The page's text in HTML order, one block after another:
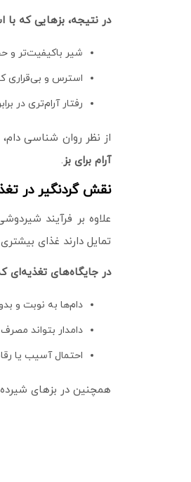
در نتیجه، بزهایی که با
شیر باکیفیت‌تر و
استرس و بی‌قراری
رفتار آرام‌تری در
از نظر روان‌ شناسی
آرام برای بز.
نقش گردنگیر در
علاوه بر فرآیند
تمایل دارند غذای
در جایگاه‌های
دام‌ها به نوبت و
دامدار بتواند
احتمال آسیب یا
همچنین در بزهای